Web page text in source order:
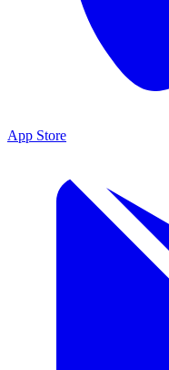
App Store